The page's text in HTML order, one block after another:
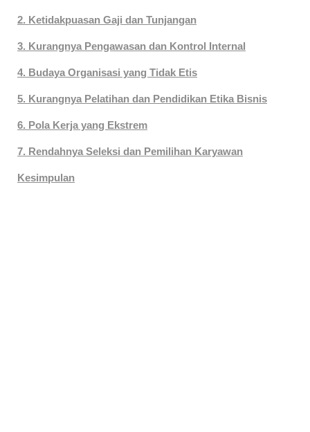
2. Ketidakpuasan Gaji dan Tunjangan
3. Kurangnya Pengawasan dan Kontrol Internal
4. Budaya Organisasi yang Tidak Etis
5. Kurangnya Pelatihan dan Pendidikan Etika Bisnis
6. Pola Kerja yang Ekstrem
7. Rendahnya Seleksi dan Pemilihan Karyawan
Kesimpulan